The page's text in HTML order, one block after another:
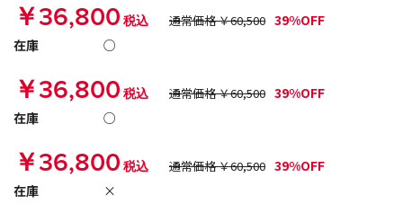
￥36,800税込 通常価格 ￥60,500 39%OFF
在庫
○
￥36,800税込 通常価格 ￥60,500 39%OFF
在庫
○
￥36,800税込 通常価格 ￥60,500 39%OFF
在庫
×